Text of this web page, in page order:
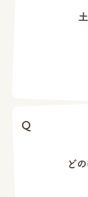
ど